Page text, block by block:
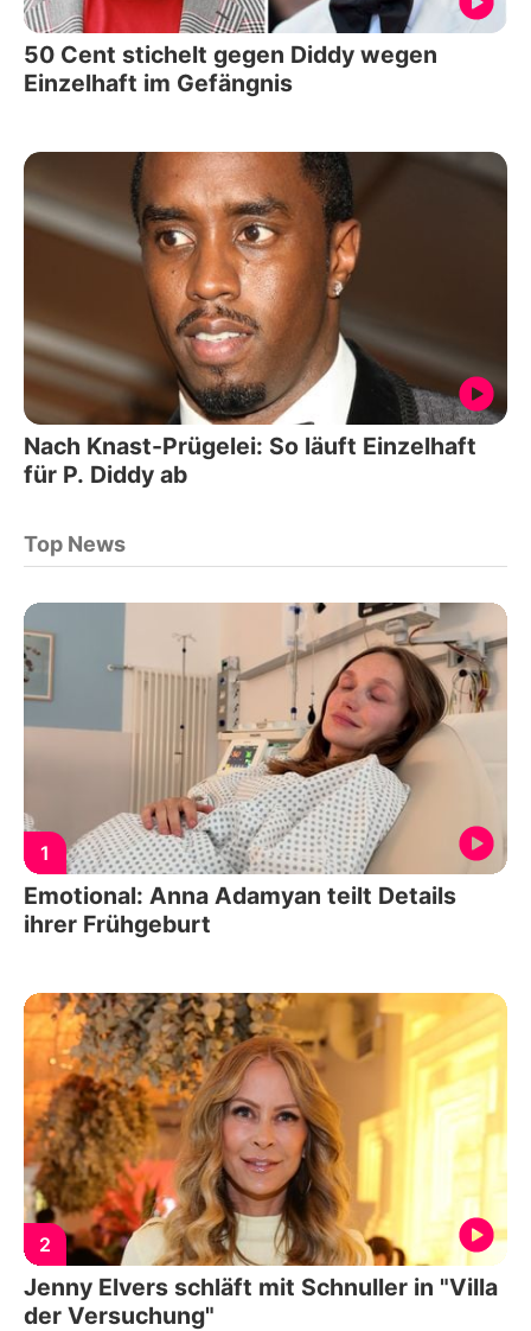
50 Cent stichelt gegen Diddy wegen
Einzelhaft im Gefängnis
Nach Knast-Prügelei: So läuft Einzelhaft
für P. Diddy ab
Top News
1
Emotional: Anna Adamyan teilt Details
ihrer Frühgeburt
2
Jenny Elvers schläft mit Schnuller in "Villa
der Versuchung"